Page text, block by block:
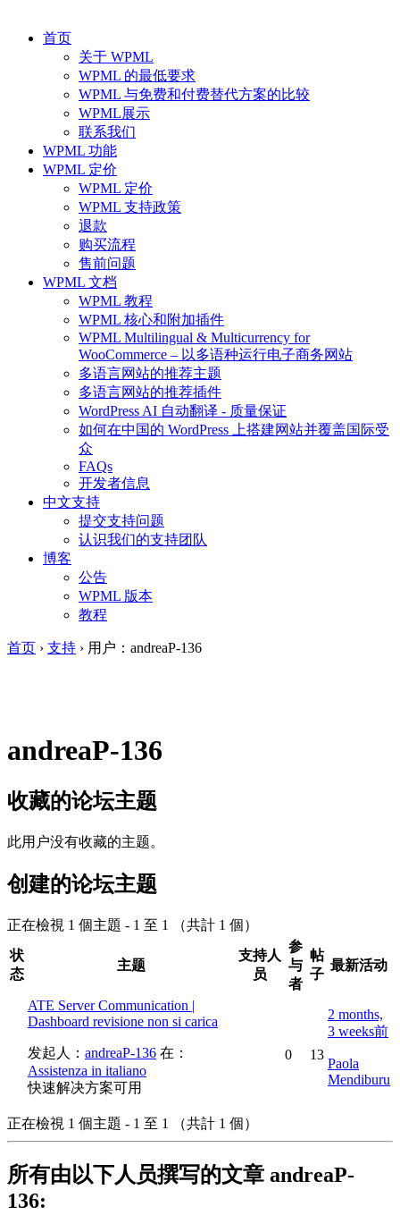
首页
关于 WPML
WPML 的最低要求
WPML 与免费和付费替代方案的比较
WPML展示
联系我们
WPML 功能
WPML 定价
WPML 定价
WPML 支持政策
退款
购买流程
售前问题
WPML 文档
WPML 教程
WPML 核心和附加插件
WPML Multilingual & Multicurrency for
WooCommerce – 以多语种运行电子商务网站
多语言网站的推荐主题
多语言网站的推荐插件
WordPress AI 自动翻译 - 质量保证
如何在中国的 WordPress 上搭建网站并覆盖国际受
众
FAQs
开发者信息
中文支持
提交支持问题
认识我们的支持团队
博客
公告
WPML 版本
教程
首页 › 支持 › 用户：andreaP-136
andreaP-136
收藏的论坛主题
此用户没有收藏的主题。
创建的论坛主题
正在檢視 1 個主題 - 1 至 1 （共計 1 個）
状
态
主题
支持人
员
参
与
者
帖
子
最新活动
ATE Server Communication |
Dashboard revisione non si carica
发起人： andreaP-136 在：
Assistenza in italiano
快速解决方案可用
0 13
2 months,
3 weeks前
Paola
Mendiburu
正在檢視 1 個主題 - 1 至 1 （共計 1 個）
所有由以下人员撰写的文章 andreaP-
136: